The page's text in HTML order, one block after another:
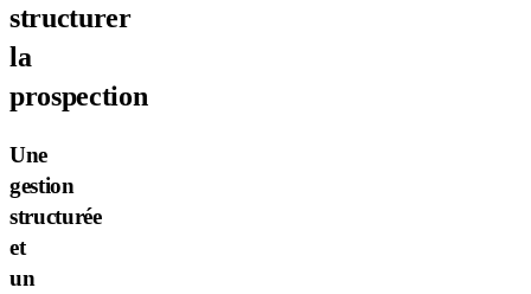
structurer
la
prospection
Une
gestion
structurée
et
un